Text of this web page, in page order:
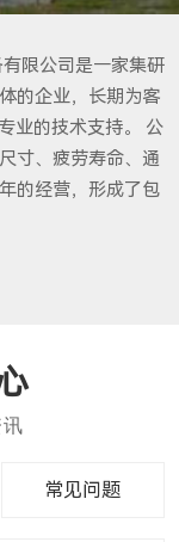
限公司是一家集研
的企业，长期为客
业的技术支持。 公
寸、疲劳寿命、通
的经营，形成了包
常见问题